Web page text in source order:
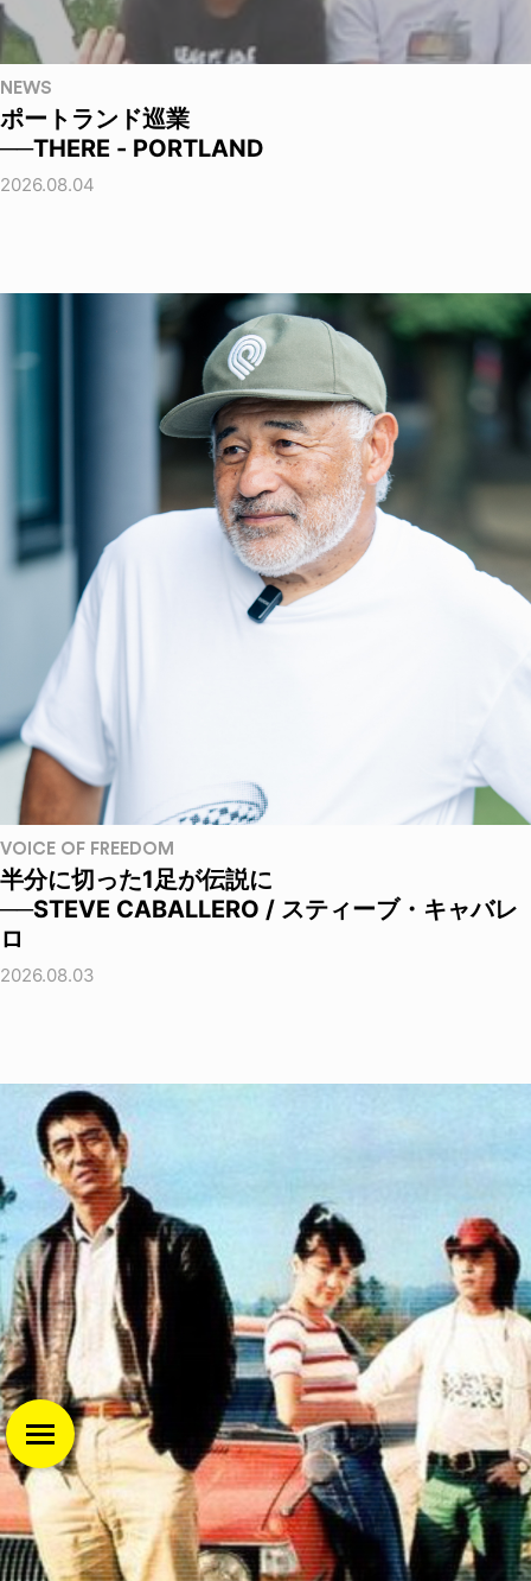
NEWS
ポートランド巡業
──THERE - PORTLAND
2026.08.04
VOICE OF FREEDOM
半分に切った1足が伝説に
──STEVE CABALLERO / スティーブ・キャバレ
ロ
2026.08.03